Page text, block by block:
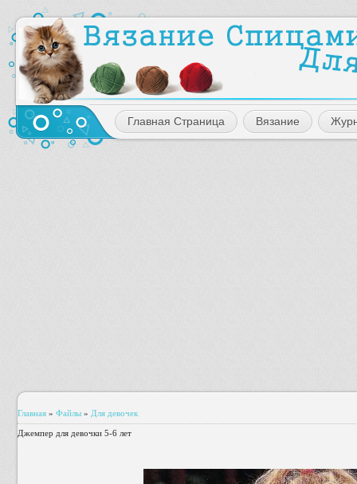
Главная Страница Вязание
Главная » Файлы » Для девочек
Джемпер для девочки 5-6 лет